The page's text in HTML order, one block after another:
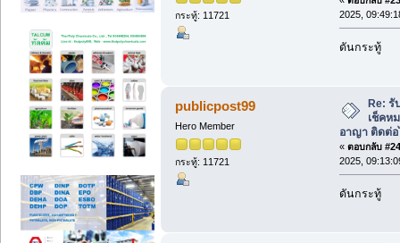
กระทู้: 11721
2025,
ดันกระทู้
publicpost99
Hero Member
กระทู้: 11721
Re: รั
เช็คห
อาญา ติดต่อ
« ตอบกลับ
2025,
ดันกระทู้